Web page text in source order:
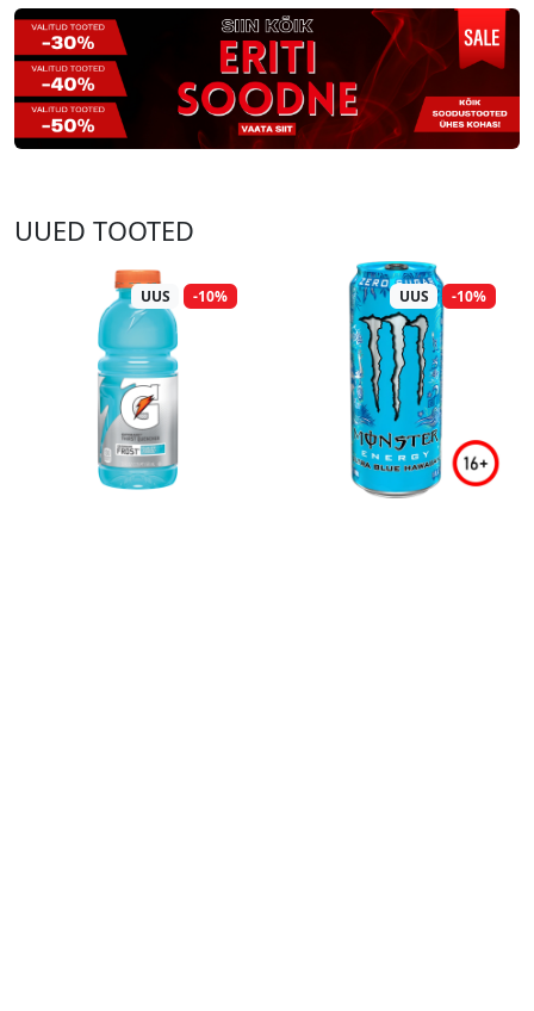
UUED TOOTED
UUS -10% UUS -10%